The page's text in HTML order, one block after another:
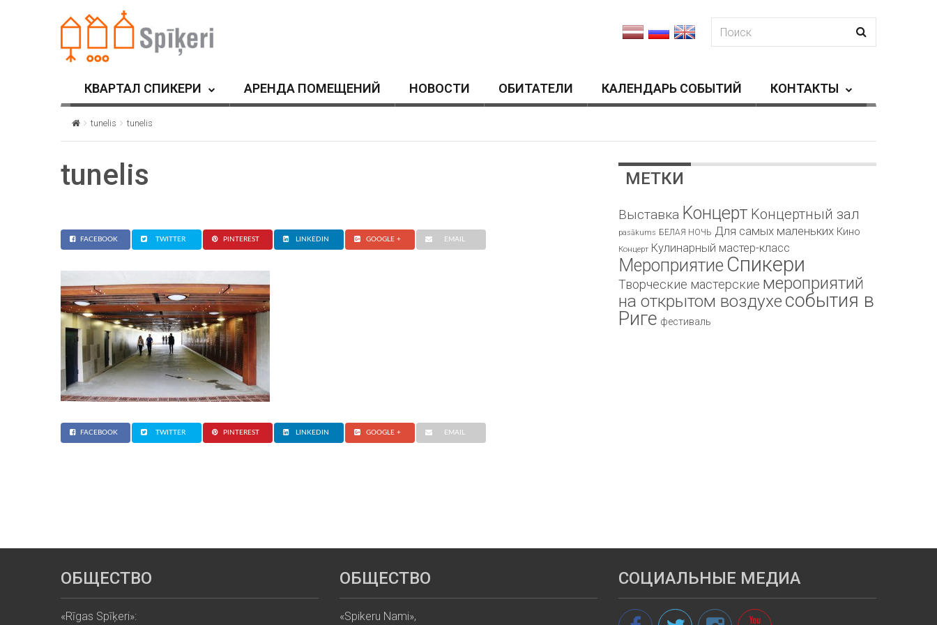
КВАРТАЛ СПИКЕРИ АРЕНДА ПОМЕЩЕНИЙ HОВОСТИ ОБИТАТЕЛИ КАЛЕНДАРЬ СОБЫТИЙ КОНТАКТЫ
tunelis tunelis
tunelis
FACEBOOK TWITTER PINTEREST LINKEDIN GOOGLE + EMAIL
FACEBOOK TWITTER PINTEREST LINKEDIN GOOGLE + EMAIL
МЕТКИ
Bыставка Kонцерт Kонцертный зал
pasākums БЕЛАЯ НОЧЬ Для самых маленьких Кино
Концерт Кулинарный мастер-класс
Мероприятие Спикери
Творческие мастерские мероприятий
на открытом воздухе события в
Риге фестиваль
ОБЩЕСТВО
«Rīgas Spīķeri»:
ОБЩЕСТВО
«Spikeru Nami»,
СОЦИАЛЬНЫЕ МЕДИА